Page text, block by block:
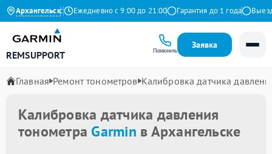
Архангельск
4.9 на Яндекс Ежедневно с 9:00 до 21:00 Гарантия до 1 года Выезд
REMSUPPORT Позвонить
Заявка
Главная Ремонт тонометров Калибровка датчика
Калибровка датчика давления
тонометра Garmin в Архангельске